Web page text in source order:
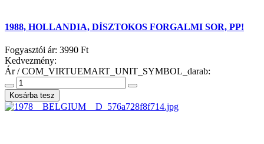
1988, HOLLANDIA, DÍSZTOKOS FORGALMI SOR, PP!
Fogyasztói ár: 3990 Ft
Kedvezmény:
Ár / COM_VIRTUEMART_UNIT_SYMBOL_darab: